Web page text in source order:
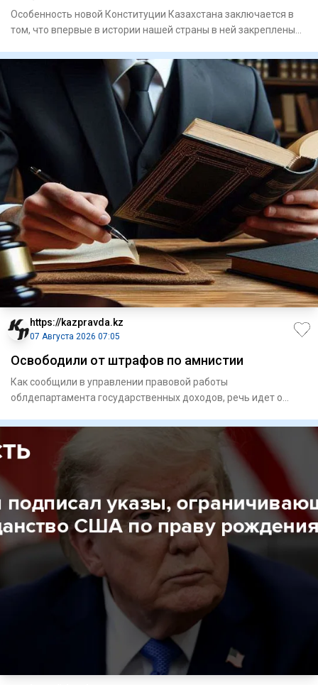
Особенность новой Конституции Казахстана заключается в
том, что впервые в истории нашей страны в ней закреплены
https://kazpravda.kz
07 Августа 2026 07:05
Освободили от штрафов по амнистии
Как сообщили в управлении правовой работы
облдепартамента государственных доходов, речь идет о